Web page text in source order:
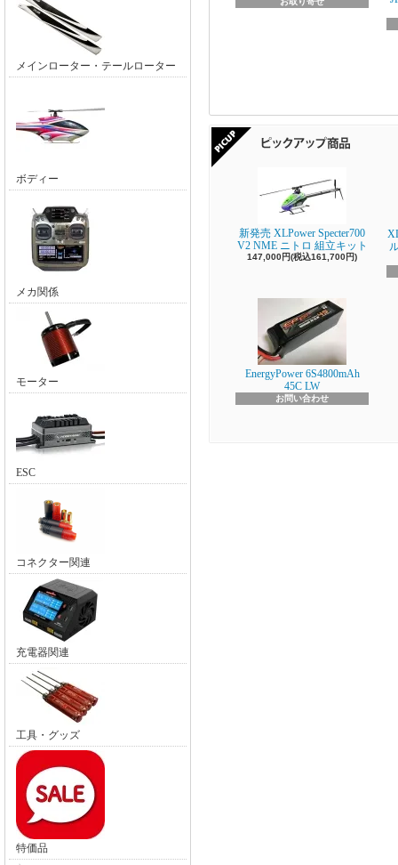
メインローター・テールローター
ボディー
メカ関係
モーター
ESC
コネクター関連
充電器関連
工具・グッズ
特価品
新発売 XLPower Specter700
V2 NME ニトロ 組立キット
147,000円(税込161,700円)
EnergyPower 6S4800mAh
45C LW
お問い合わせ